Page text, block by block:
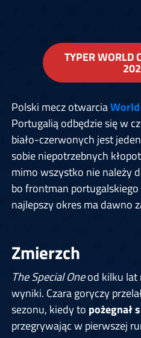
TYPER WORLD
Polski mecz otwarcia
Portugalią odbędzie się w
biało-czerwonych jest
sobie niepotrzebnych
mimo wszystko nie należy
bo frontman
najlepszy okres ma dawno
Zmierzch
The Special Oneod kilku lat
wyniki. Czara goryczy
sezonu, kiedy to pożegnał
przegrywając w pierwszej